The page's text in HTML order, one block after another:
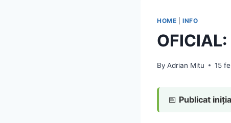
HOME |INFO
By Adrian Mitu 15
📅 Publicat